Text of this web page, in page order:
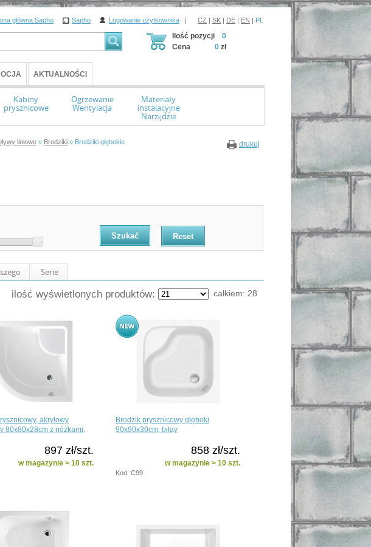
główna Sapho Sapho Logowanie użytkownika | CZ | SK | DE | EN | PL
Ilość pozycji
Cena
0
0 zł
AKTUALNOŚCI
Kabiny
prysznicowe
Ogrzewanie
Wentylacja
Materiały
instalacyjne
Narzędzie
drukuj
liniowe » Brodziki » Brodziki głębokie
Reset
Serie
ilość wyświetlonych produktów: całkiem: 28
akrylowy
80x80x28cm z nóżkami,
897 zł/szt.
w magazynie > 10 szt.
Brodzik prysznicowy głęboki
90x90x30cm, biłay
858 zł/szt.
w magazynie > 10 szt.
Kod: C99